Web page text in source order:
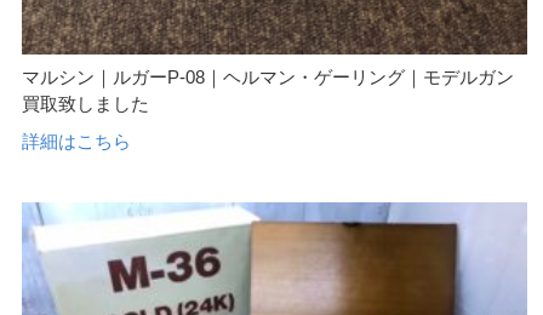
マルシン｜ルガーP-08｜ヘルマン・ゲーリング｜モデルガン
買取致しました
詳細はこちら